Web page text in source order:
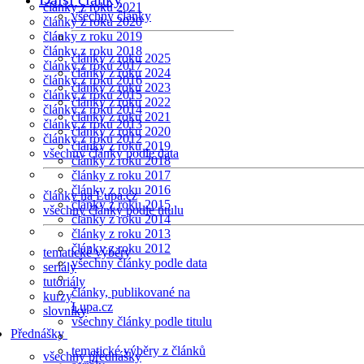
články z roku 2021
články z roku 2020
články z roku 2019
články z roku 2018
články z roku 2017
články z roku 2016
články z roku 2015
články z roku 2014
články z roku 2013
články z roku 2012
všechny články podle data
články na Lupa.cz
všechny články podle titulu
tematické výběry
seriály
tutoriály
kurzy
slovníky
Přednášky
všechny přednášky
všechny články
články z roku 2025
články z roku 2024
články z roku 2023
články z roku 2022
články z roku 2021
články z roku 2020
články z roku 2019
články z roku 2018
články z roku 2017
články z roku 2016
články z roku 2015
články z roku 2014
články z roku 2013
články z roku 2012
všechny články podle data
články, publikované na
Lupa.cz
všechny články podle titulu
tematické výběry z článků